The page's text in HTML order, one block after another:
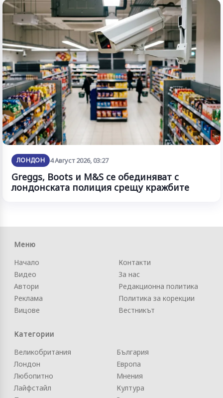
ЛОНДОН 4 Август 2026, 03:27
Greggs, Boots и M&S се обединяват с
лондонската полиция срещу кражбите
Меню
Начало
Видео
Автори
Реклама
Вицове
Контакти
За нас
Редакционна политика
Политика за корекции
Вестникът
Категории
Великобритания
Лондон
Любопитно
Лайфстайл
България
Европа
Мнения
Култура